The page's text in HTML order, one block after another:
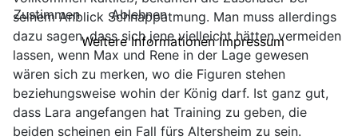
seinem Anblick Schnappatmung. Man muss allerdings
dazu sagen, dass sich jene vielleicht hätten vermeiden
lassen, wenn Max und Rene in der Lage gewesen
wären sich zu merken, wo die Figuren stehen
beziehungsweise wohin der König darf. Ist ganz gut,
dass Lara angefangen hat Training zu geben, die
beiden scheinen ein Fall fürs Altersheim zu sein.
Zustimmen
Ablehnen
Weitere Informationen Impressum